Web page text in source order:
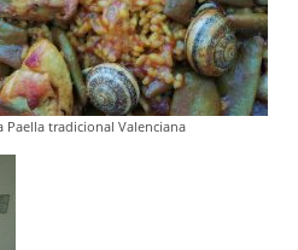
Paella tradicional Valenciana